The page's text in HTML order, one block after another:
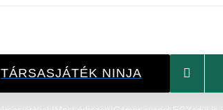
TÁRSASJÁTÉK NINJA